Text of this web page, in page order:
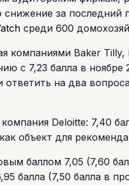
за последний
среди 600
компаниями Baker Tilly,
с 7,23 балла в ноябре
на два
Deloitte: 7,40
объект для
баллом 7,05 (7,60
балла (7,50 балла в